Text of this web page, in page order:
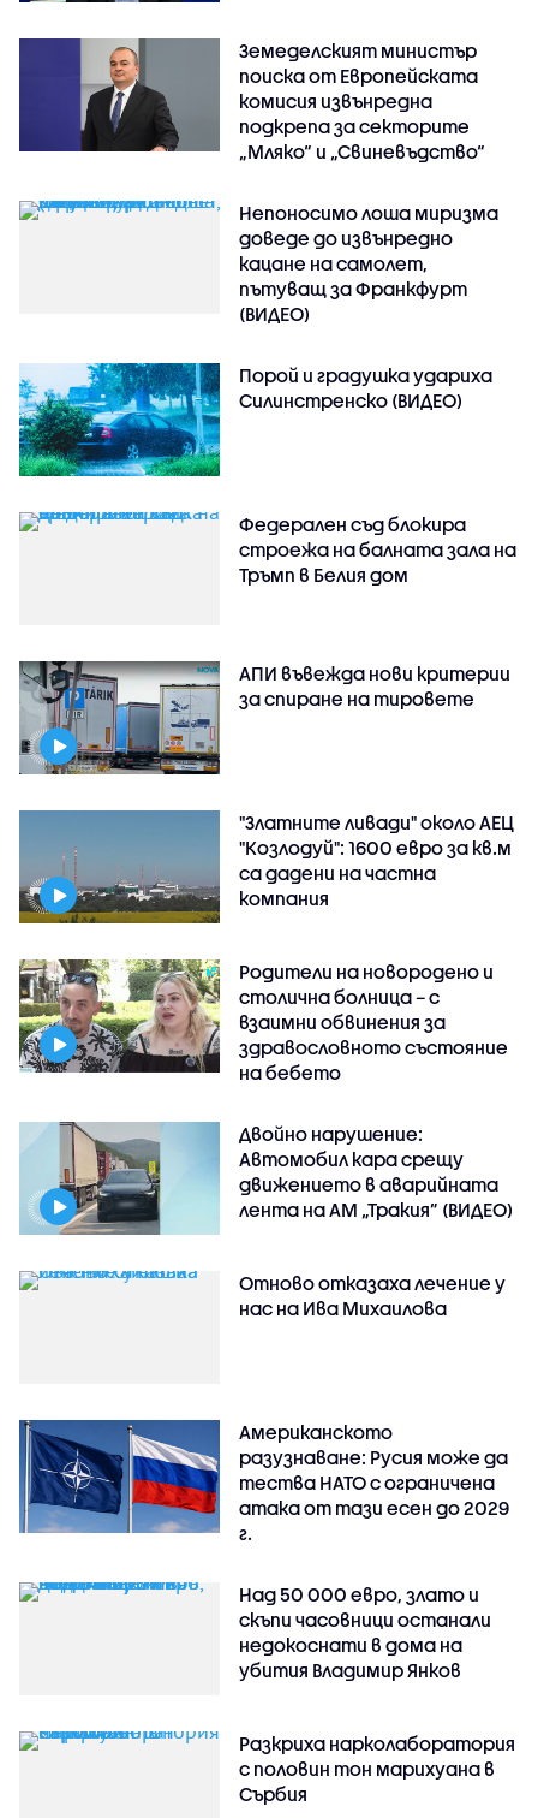
Земеделският министър
поиска от Европейската
комисия извънредна
подкрепа за секторите
„Мляко“ и „Свиневъдство“
Непоносимо лоша миризма
доведе до извънредно
кацане на самолет,
пътуващ за Франкфурт
(ВИДЕО)
Порой и градушка удариха
Силинстренско (ВИДЕО)
Федерален съд блокира
строежа на балната зала на
Тръмп в Белия дом
АПИ въвежда нови критерии
за спиране на тировете
"Златните ливади" около АЕЦ
"Козлодуй": 1600 евро за кв.м
са дадени на частна
компания
Родители на новородено и
столична болница – с
взаимни обвинения за
здравословното състояние
на бебето
Двойно нарушение:
Автомобил кара срещу
движението в аварийната
лента на АМ „Тракия” (ВИДЕО)
Отново отказаха лечение у
нас на Ива Михаилова
Американското
разузнаване: Русия може да
тества НАТО с ограничена
атака от тази есен до 2029
г.
Над 50 000 евро, злато и
скъпи часовници останали
недокоснати в дома на
убития Владимир Янков
Разкриха нарколаборатория
с половин тон марихуана в
Сърбия